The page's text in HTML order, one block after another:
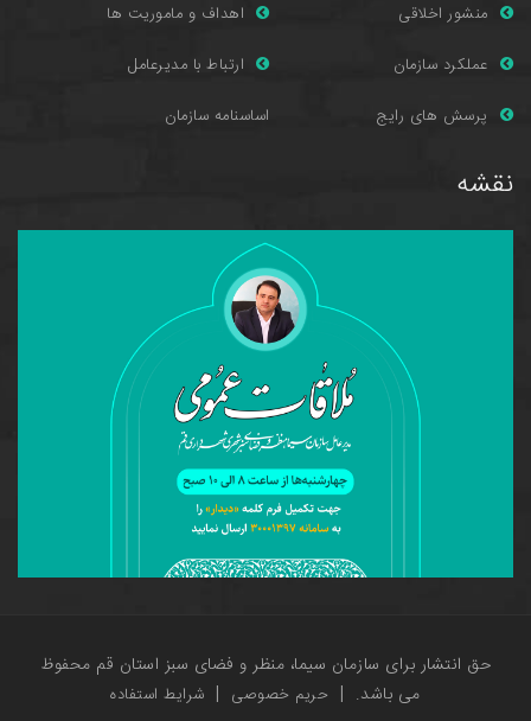
منشور اخلاقی
اهداف و ماموریت ها
عملکرد سازمان
ارتباط با مدیرعامل
پرسش های رایج اساسنامه سازمان
نقشه
حق انتشار برای سازمان سیما، منظر و فضای سبز استان قم محفوظ
می باشد. | حریم خصوصی | شرایط استفاده